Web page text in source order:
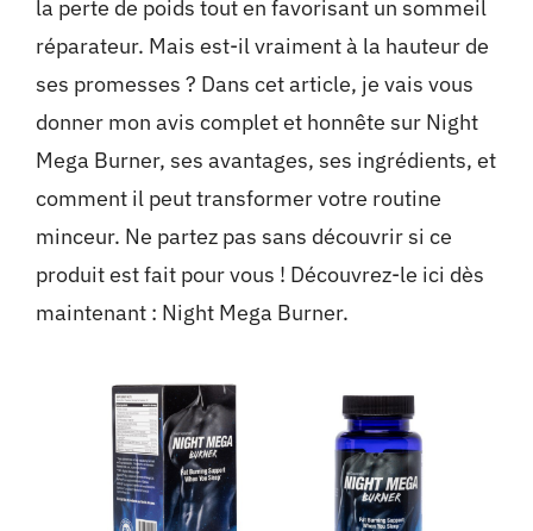
la perte de poids tout en favorisant un sommeil
réparateur. Mais est-il vraiment à la hauteur de
ses promesses ? Dans cet article, je vais vous
donner mon avis complet et honnête sur Night
Mega Burner, ses avantages, ses ingrédients, et
comment il peut transformer votre routine
minceur. Ne partez pas sans découvrir si ce
produit est fait pour vous ! Découvrez-le ici dès
maintenant : Night Mega Burner.